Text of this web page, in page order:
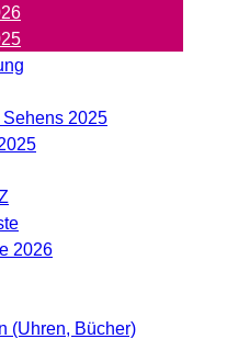
2025
2026
(Uhren, Bücher)